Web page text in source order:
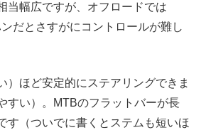
当幅広ですが、オフロードでは
だとさすがにコントロールが難し
）ほど安定的にステアリングできま
すい）。MTBのフラットバーが長
す（ついでに書くとステムも短いほ